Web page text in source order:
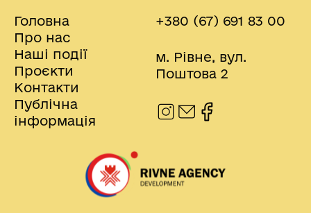
Головна
Про нас
Наші події
Проєкти
Контакти
Публічна
інформація
+380 (67) 691 83 00
м. Рівне, вул.
Поштова 2